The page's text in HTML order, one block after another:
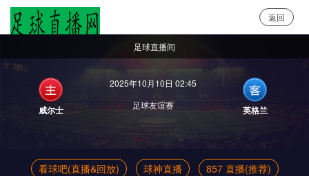
返回
足球直播间
威尔士
2025年10月10日 02:45
足球友谊赛
英格兰
看球吧(直播&回放) 球神直播
857 直播(推荐)